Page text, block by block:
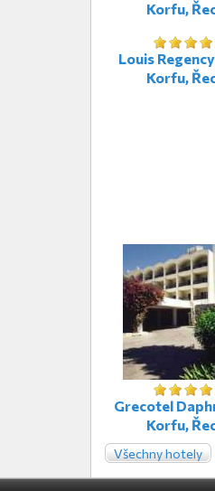
Korfu,
Louis
Korfu,
Grecotel
Korfu,
Všechny hotely